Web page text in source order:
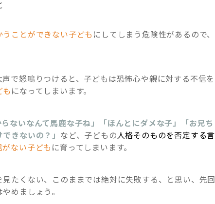
ことができない子ども にしてしまう危険性があるので、
で怒鳴りつけると、子どもは恐怖心や親に対する不信を
になってしまいます。
らないなんて馬鹿な子ね」「ほんとにダメな子」「お兄ち
きないの？」 など、子どもの人格そのものを否定する言
ない子ども に育ってしまいます。
たくない、このままでは絶対に失敗する、と思い、先回
めましょう。